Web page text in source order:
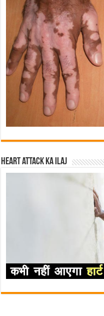
Heart attack ka ilaj